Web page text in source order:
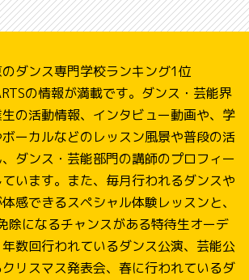
ダンス専門学校ランキング1位
の情報が満載です。ダンス・芸能界
の活動情報、インタビュー動画や、学
ーカルなどのレッスン風景や普段の活
ダンス・芸能部門の講師のプロフィー
います。また、毎月行われるダンスや
感できるスペシャル体験レッスンと、
除になるチャンスがある特待生オーデ
数回行われているダンス公演、芸能公
リスマス発表会、春に行われているダ